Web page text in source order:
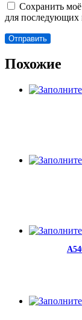
Сохранить моё
для последующих
Похожие